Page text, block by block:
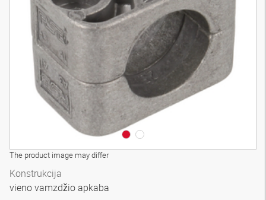
The product image may differ
Konstrukcija
vieno vamzdžio apkaba